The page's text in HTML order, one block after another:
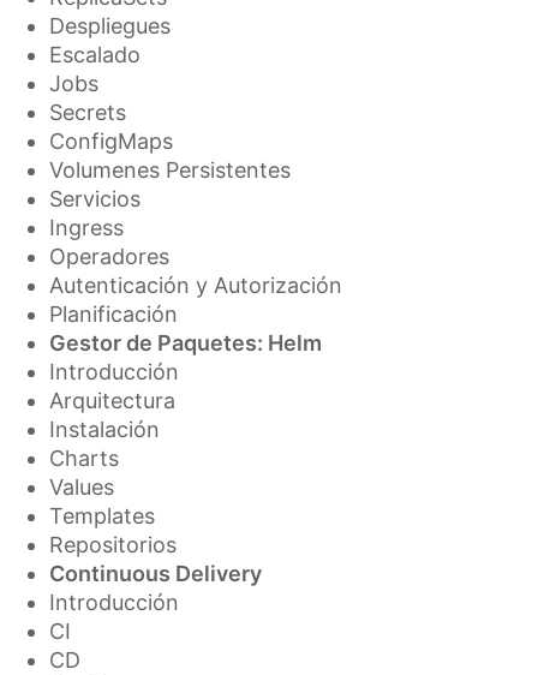
Despliegues
Escalado
Jobs
Secrets
ConfigMaps
Volumenes Persistentes
Servicios
Ingress
Operadores
Autenticación y Autorización
Planificación
Gestor de Paquetes: Helm
Introducción
Arquitectura
Instalación
Charts
Values
Templates
Repositorios
Continuous Delivery
Introducción
CI
CD